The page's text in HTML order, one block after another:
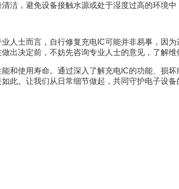
洁，避免设备接触水源或处于湿度过高的环境中
人士而言，自行修复充电IC可能并非易事，因
出决定前，不妨先咨询专业人士的意见，了解
使用寿命。通过深入了解充电IC的功能、损坏
。让我们从日常细节做起，共同守护电子设备